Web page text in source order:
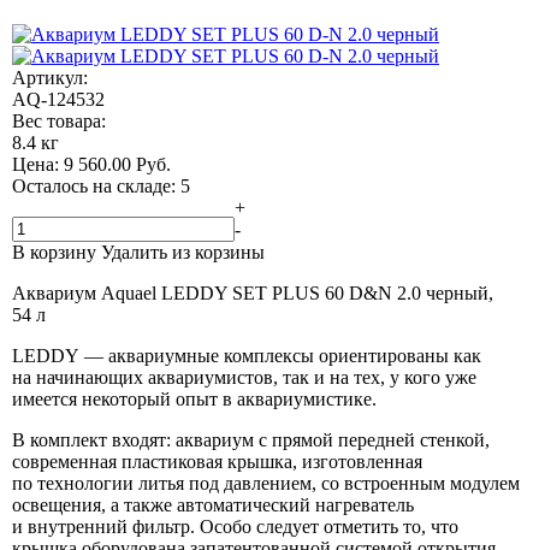
Артикул:
AQ-124532
Вес товара:
8.4 кг
Цена: 9 560.00 Руб.
Осталось на складе: 5
+
-
В корзину Удалить из корзины
Аквариум Aquael LEDDY SET PLUS 60 D&N 2.0 черный,
54 л
LEDDY — аквариумные комплексы ориентированы как
на начинающих аквариумистов, так и на тех, у кого уже
имеется некоторый опыт в аквариумистике.
В комплект входят: аквариум с прямой передней стенкой,
современная пластиковая крышка, изготовленная
по технологии литья под давлением, со встроенным модулем
освещения, а также автоматический нагреватель
и внутренний фильтр. Особо следует отметить то, что